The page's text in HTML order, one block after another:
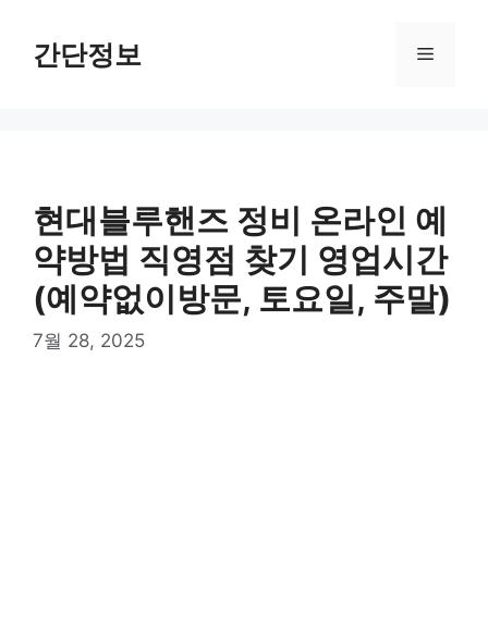
간단정보 메
현대블루핸즈 정비 온라인 예
약방법 직영점 찾기 영업시간
(예약없이방문, 토요일, 주말)
7월 28, 2025